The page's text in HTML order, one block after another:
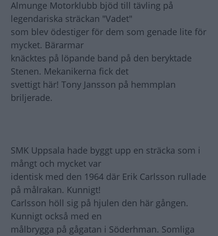
Almunge Motorklubb bjöd till tävling på
legendariska sträckan "Vadet"
som blev ödestiger för dem som genade lite för
mycket. Bärarmar
knäcktes på löpande band på den beryktade
Stenen. Mekanikerna fick det
svettigt här! Tony Jansson på hemmplan
briljerade.
SMK Uppsala hade byggt upp en sträcka som i
mångt och mycket var
identisk med den 1964 där Erik Carlsson rullade
på målrakan. Kunnigt!
Carlsson höll sig på hjulen den här gången.
Kunnigt också med en
målbrygga på gågatan i Söderhman. Somliga